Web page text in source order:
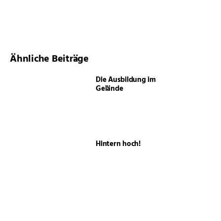
Ähnliche Beiträge
Die Ausbildung im
Gelände
Hintern hoch!